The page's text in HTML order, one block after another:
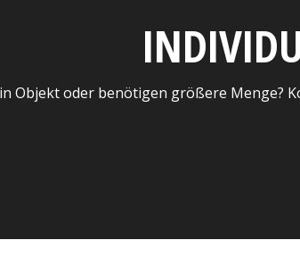
Objekt oder benötigen größere Menge?